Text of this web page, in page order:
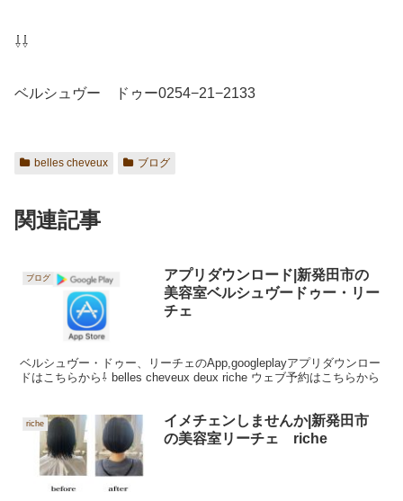
⇩⇩
ベルシュヴー ドゥー0254−21−2133
belles cheveux ブログ
関連記事
ブログ
アプリダウンロード|新発田市の
美容室ベルシュヴードゥー・リー
チェ
ベルシュヴー・ドゥー、リーチェのApp,googleplayアプリダウンロー
ドはこちらから⇩ belles cheveux deux riche ウェブ予約はこちらから
riche
イメチェンしませんか|新発田市
の美容室リーチェ riche